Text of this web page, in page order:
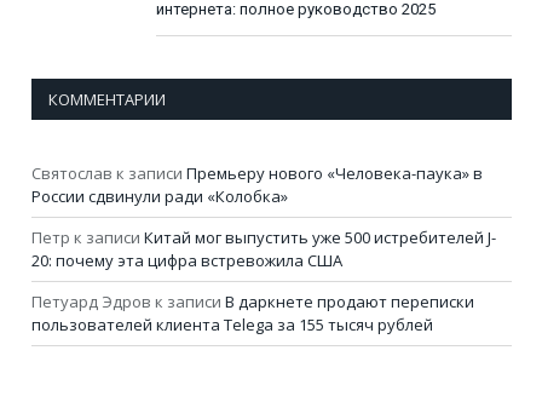
интернета: полное руководство 2025
КОММЕНТАРИИ
Святослав к записи Премьеру нового «Человека-паука» в
России сдвинули ради «Колобка»
Петр к записи Китай мог выпустить уже 500 истребителей J-
20: почему эта цифра встревожила США
Петуард Эдров к записи В даркнете продают переписки
пользователей клиента Telega за 155 тысяч рублей